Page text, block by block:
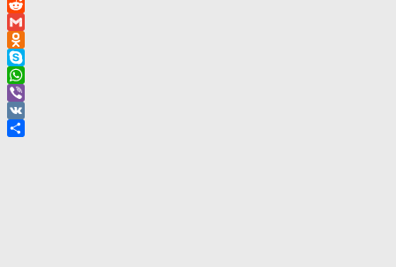
Reddit
Gmail
Odnoklassniki
Skype
WhatsApp
Viber
VK
Отправить